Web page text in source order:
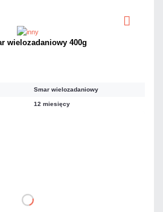
wielozadaniowy 400g
Smar wielozadaniowy
12 miesięcy
DO KOSZYKA